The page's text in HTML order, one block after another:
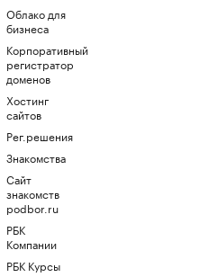
Облако для
бизнеса
Корпоративный
регистратор
доменов
Хостинг
сайтов
Рег.решения
Знакомства
Сайт
знакомств
podbor.ru
РБК
Компании
РБК Курсы